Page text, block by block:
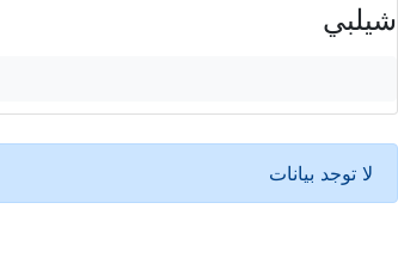
شيلبي
لا توجد بيانات